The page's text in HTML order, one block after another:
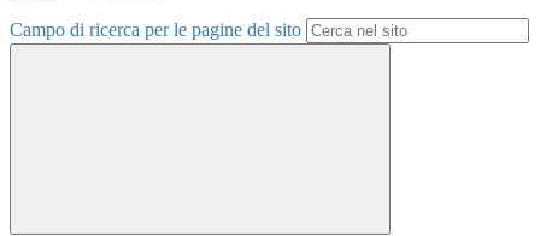
Campo di ricerca per le pagine del sito